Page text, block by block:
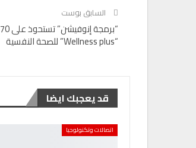
السابق بوست
“Wellness plus” للصحة النفسية
قد يعجبك ايضا
اتصالات وتكنولوجيا